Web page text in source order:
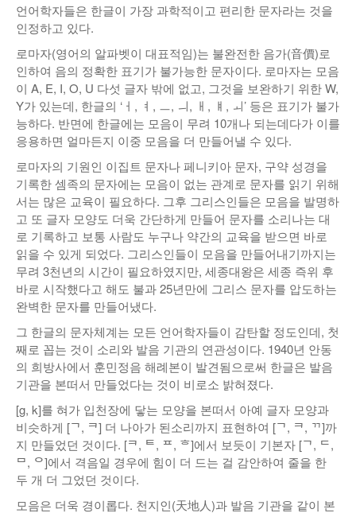
언어학자들은 한글이 가장 과학적이고 편리한 문자라는 것을
인정하고 있다.
로마자(영어의 알파벳이 대표적임)는 불완전한 음가(音價)로
인하여 음의 정확한 표기가 불가능한 문자이다. 로마자는 모음
이 A, E, I, O, U 다섯 글자 밖에 없고, 그것을 보완하기 위한 W,
Y가 있는데, 한글의 ‘ㅓ, ㅕ, ㅡ, ㅢ, ㅐ, ㅒ, ㅚ’ 등은 표기가 불가
능하다. 반면에 한글에는 모음이 무려 10개나 되는데다가 이를
응용하면 얼마든지 이중 모음을 더 만들어낼 수 있다.
로마자의 기원인 이집트 문자나 페니키아 문자, 구약 성경을
기록한 셈족의 문자에는 모음이 없는 관계로 문자를 읽기 위해
서는 많은 교육이 필요하다. 그후 그리스인들은 모음을 발명하
고 또 글자 모양도 더욱 간단하게 만들어 문자를 소리나는 대
로 기록하고 보통 사람도 누구나 약간의 교육을 받으면 바로
읽을 수 있게 되었다. 그리스인들이 모음을 만들어내기까지는
무려 3천년의 시간이 필요하였지만, 세종대왕은 세종 즉위 후
바로 시작했다고 해도 불과 25년만에 그리스 문자를 압도하는
완벽한 문자를 만들어냈다.
그 한글의 문자체계는 모든 언어학자들이 감탄할 정도인데, 첫
째로 꼽는 것이 소리와 발음 기관의 연관성이다. 1940년 안동
의 희방사에서 훈민정음 해례본이 발견됨으로써 한글은 발음
기관을 본떠서 만들었다는 것이 비로소 밝혀졌다.
[g, k]를 혀가 입천장에 닿는 모양을 본떠서 아예 글자 모양과
비슷하게 [ᄀ, ᄏ] 더 나아가 된소리까지 표현하여 [ᄀ, ᄏ, ᄁ]까
지 만들었던 것이다. [ᄏ, ᄐ, ᄑ, ᄒ]에서 보듯이 기본자 [ᄀ, ᄃ,
ᄆ, ᄋ]에서 격음일 경우에 힘이 더 드는 걸 감안하여 줄을 한
두 개 더 그었던 것이다.
모음은 더욱 경이롭다. 천지인(天地人)과 발음 기관을 같이 본